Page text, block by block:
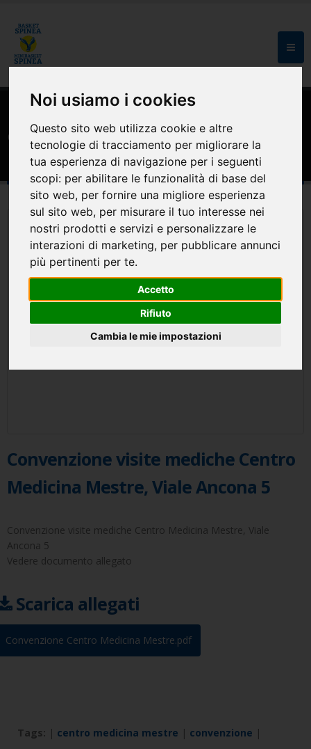
Noi usiamo i cookies
Questo sito web utilizza cookie e altre
tecnologie di tracciamento per migliorare la
tua esperienza di navigazione per i seguenti
scopi: per abilitare le funzionalità di base del
sito web, per fornire una migliore esperienza
sul sito web, per misurare il tuo interesse nei
nostri prodotti e servizi e personalizzare le
interazioni di marketing, per pubblicare annunci
più pertinenti per te.
Accetto
Rifiuto
Cambia le mie impostazioni
Convenzione visite mediche Centro
Medicina Mestre, Viale Ancona 5
Convenzione visite mediche Centro
Medicina Mestre, Viale Ancona 5
Convenzione visite mediche Centro Medicina Mestre, Viale
Ancona 5
Vedere documento allegato
Scarica allegati
Tags: | centro medicina mestre | convenzione |